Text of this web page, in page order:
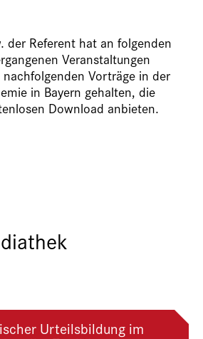
der Referent hat an folgenden
Veranstaltungen
Vorträge in der
in Bayern gehalten, die
Download anbieten.
Urteilsbildung im